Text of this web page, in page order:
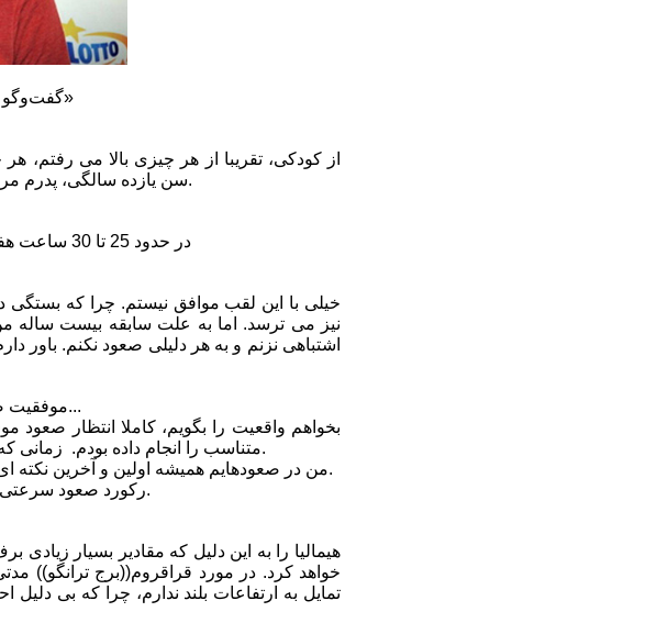
گفت‌وگو با صخره‌نوردی که لقب شجاع ترین مرد جهان را با خود دارد! ... «الکس هانولد»
از کودکی، تقریبا از هر چیزی بالا می رفتم،
سن یازده سالگی، پدرم مرا به سالن های سنگنوردی برد، و از همان لحظه، شروع حرفه ای شدن من بود.
در حدود 25 تا 30 ساعت هفتگی، یا صعود طبیعی انجام می دهم و یا اینکه، تمرینات بدنیم را دنبال می کنم
خیلی با این لقب موافق نیستم. چرا که
نیز می ترسد. اما به علت سابقه بیست ساله
اشتباهی نزنم و به هر دلیلی صعود نکنم. باور
-موفقیت صعود سولو دیواره ال کاپیتان متعلق به توست، از حس و حال آن لحظاتت بگو...
بخواهم واقعیت را بگویم، کاملا انتظار
متناسب را انجام داده بودم. زمانی که به بالای مسیر، رسیدم خوشحالی وصف نشدنی تمام وجودم را فرا گرفته بود.
من در صعودهایم همیشه اولین و آخرین نکته ای که مدنظر دارم، صعود سلامت و ایمن است به دور از هرگونه حس قهرمانانه.
رکورد صعود سرعتی ات به ال کاپیتان چقدر بود؟ دو ساعت و بیست و سه دقیقه و پنجاه و یک ثانیه.
هیمالیا را به این دلیل که مقادیر بسیار
خواهد کرد. در مورد قراقروم((برج ترانگو))
تمایل به ارتفاعات بلند ندارم، چرا که